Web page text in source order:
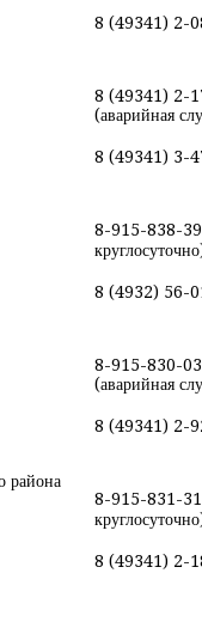
8 (49341) 2-
8 (49341) 2-
(аварийная
8 (49341) 3-
8-915-838-
8 (4932) 56-
8-915-830-
(аварийная
района
8 (49341) 2-
8-915-831-
8 (49341) 2-